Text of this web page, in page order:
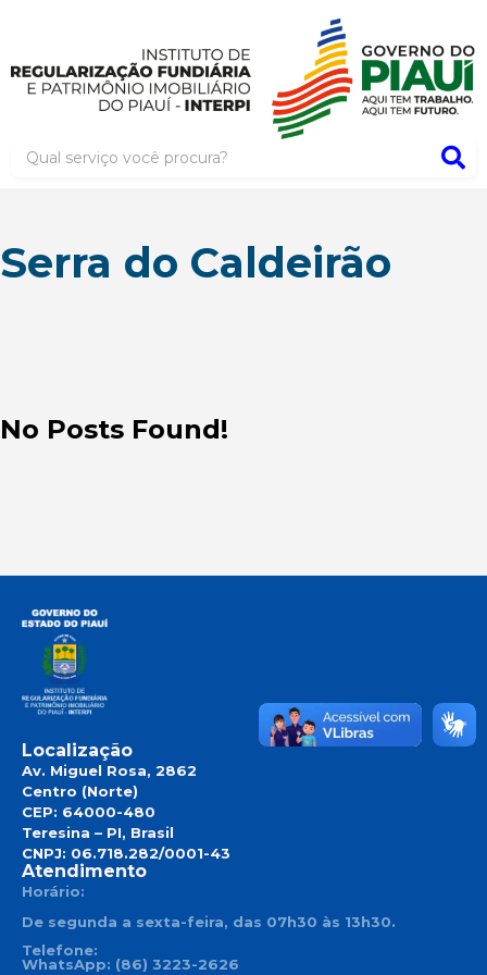
Serra do Caldeirão
No Posts Found!
Localização
Av. Miguel Rosa, 2862
Centro (Norte)
CEP: 64000-480
Teresina – PI, Brasil
CNPJ: 06.718.282/0001-43
Atendimento
Horário:
De segunda a sexta-feira, das 07h30 às 13h30.
Telefone:
WhatsApp: (86) 3223-2626